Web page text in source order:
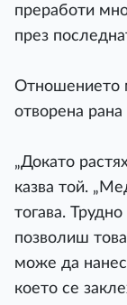
преработи
през
Отношението
отворена
„Докато
казва той.
тогава.
позволиш
може да
което се